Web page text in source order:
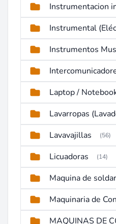
Instrumentacion
Instrumentos
Laptop /
Lavarropas
Lavavajillas (56)
Licuadoras (14)
Maquina de soldar
MAQUINAS DE